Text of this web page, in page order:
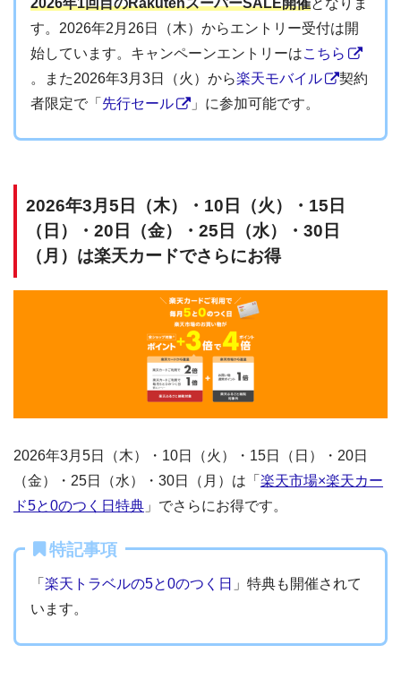
す。2026年2月26日（木）からエントリー受付は開
始しています。キャンペーンエントリーはこちら
。また2026年3月3日（火）から楽天モバイル
契約
者限定で「 先行セール 」に参加可能です。
2026年3月5日（木）・10日（火）・15日
（日）・20日（金）・25日（水）・30日
（月）は楽天カードでさらにお得
2026年3月5日（木）・10日（火）・15日（日）・20日
（金）・25日（水）・30日（月）は「 楽天市場×楽天カー
ド5と0のつく日特典 」でさらにお得です。
特記事項
「 楽天トラベルの5と0のつく日 」特典も開催されて
います。